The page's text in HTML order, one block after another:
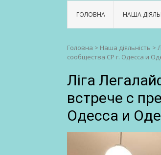
ГОЛОВНА НАША
Головна > Наша діяльність >
сообщества СР г. Одесса и
Ліга
встрече с
Одесса и